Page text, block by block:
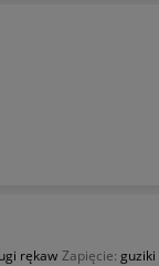
rękaw Zapięcie: guziki